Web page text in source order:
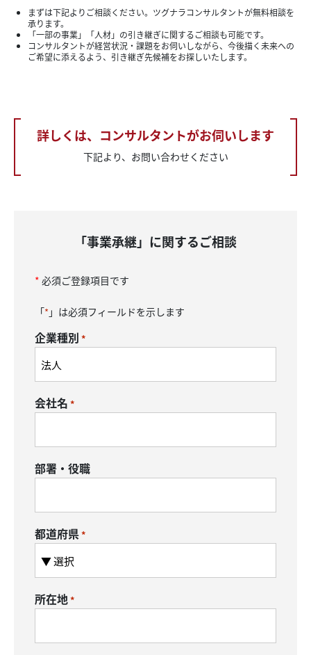
まずは下記よりご相談ください。ツグナラコンサルタントが無料相談を
承ります。
「一部の事業」「人材」の引き継ぎに関するご相談も可能です。
コンサルタントが経営状況・課題をお伺いしながら、今後描く未来への
ご希望に添えるよう、引き継ぎ先候補をお探しいたします。
詳しくは、コンサルタントがお伺いします
下記より、お問い合わせください
「事業承継」に関するご相談
* 必須ご登録項目です
「* 」は必須フィールドを示します
企業種別 *
会社名 *
部署・役職
都道府県*
所在地*